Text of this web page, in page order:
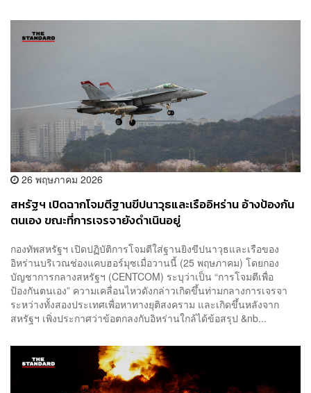
26 พฤษภาคม 2026
สหรัฐฯ เปิดฉากโจมตีฐานขีปนาวุธและเรืออิหร่าน อ้างป้องกัน
ตนเอง ขณะที่การเจรจายังดำเนินอยู่
กองทัพสหรัฐฯ เปิดปฏิบัติการโจมตีใส่ฐานยิงขีปนาวุธและเรือของ
อิหร่านบริเวณช่องแคบฮอร์มุซเมื่อวานนี้ (25 พฤษภาคม) โดยกอง
บัญชาการกลางสหรัฐฯ (CENTCOM) ระบุว่าเป็น “การโจมตีเพื่อ
ป้องกันตนเอง” ความเคลื่อนไหวดังกล่าวเกิดขึ้นท่ามกลางการเจรจา
ระหว่างทั้งสองประเทศเพื่อหาทางยุติสงคราม และเกิดขึ้นหลังจาก
สหรัฐฯ เพิ่งประกาศว่าข้อตกลงกับอิหร่านใกล้ได้ข้อสรุป &nb...